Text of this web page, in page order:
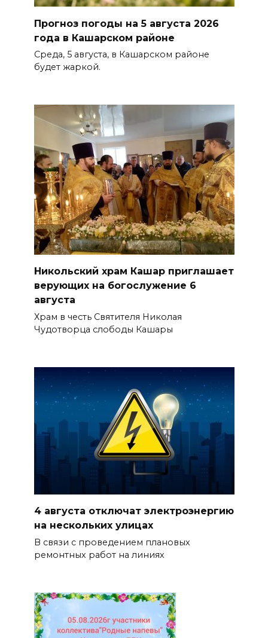
Прогноз погоды на 5 августа 2026
года в Кашарском районе
Среда, 5 августа, в Кашарском районе
будет жаркой.
Никольский храм Кашар приглашает
верующих на богослужение 6
августа
Храм в честь Святителя Николая
Чудотворца слободы Кашары
4 августа отключат электроэнергию
на нескольких улицах
В связи с проведением плановых
ремонтных работ на линиях